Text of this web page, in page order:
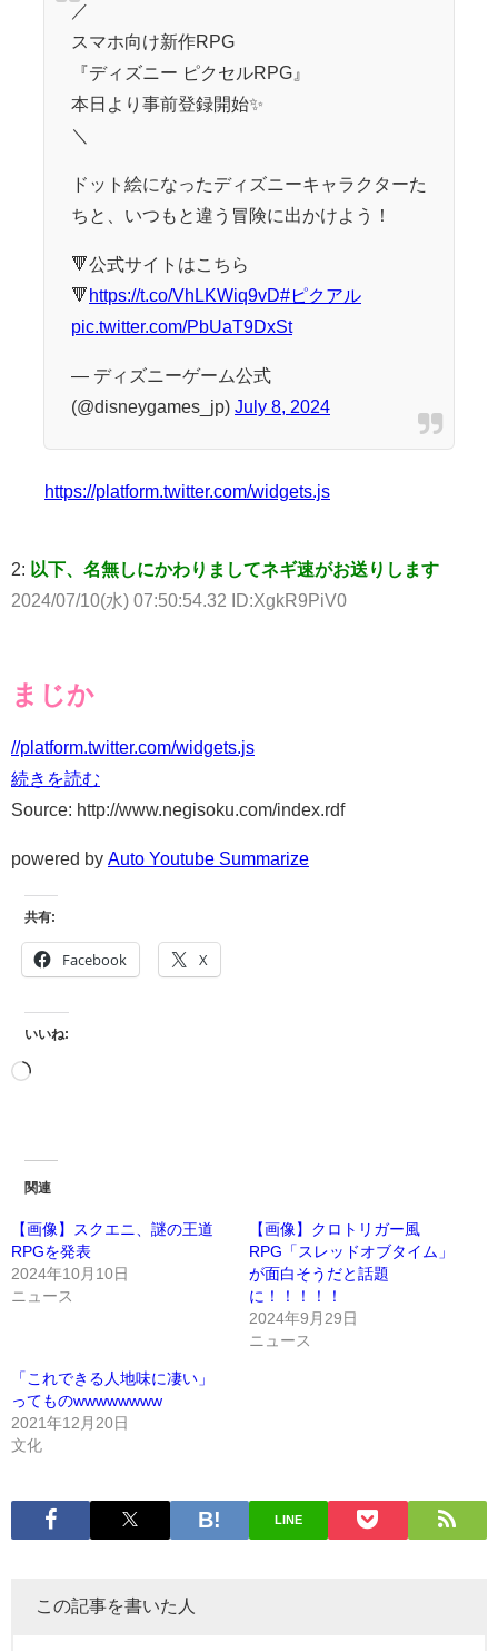
／
スマホ向け新作RPG
『ディズニー ピクセルRPG』
本日より事前登録開始✨
＼
ドット絵になったディズニーキャラクターた
ちと、いつもと違う冒険に出かけよう！
🔻公式サイトはこちら
🔻 https://t.co/VhLKWiq9vD#ピクアル
pic.twitter.com/PbUaT9DxSt
— ディズニーゲーム公式
(@disneygames_jp) July 8, 2024
https://platform.twitter.com/widgets.js
2: 以下、名無しにかわりましてネギ速がお送りします
2024/07/10(水) 07:50:54.32 ID:XgkR9PiV0
まじか
//platform.twitter.com/widgets.js
続きを読む
Source: http://www.negisoku.com/index.rdf
powered by Auto Youtube Summarize
共有:
Facebook X
いいね:
関連
【画像】スクエニ、謎の王道
RPGを発表
2024年10月10日
ニュース
【画像】クロトリガー風
RPG「スレッドオブタイム」
が面白そうだと話題
に！！！！！
2024年9月29日
ニュース
「これできる人地味に凄い」
ってものwwwwwwww
2021年12月20日
文化
LINE
この記事を書いた人